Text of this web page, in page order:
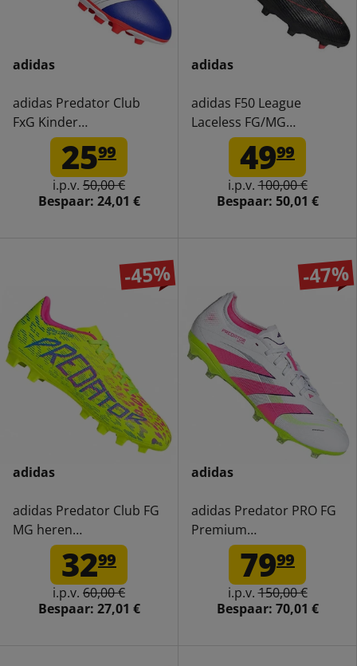
adidas
adidas Predator Club
FxG Kinder
Voetbalschoenen IF6424
2599
i.p.v. 50,00 €
Bespaar: 24,01 €
adidas
adidas F50 League
Laceless FG/MG
Voetbalschoenen IE1242
4999
i.p.v.100,00 €
Bespaar: 50,01 €
-45%
adidas
adidas Predator Club FG
MG heren
voetbalschoenen ID1324
3299
i.p.v. 60,00 €
Bespaar: 27,01 €
-47%
adidas
adidas Predator PRO FG
Premium
Voetbalschoenen ID3855
7999
i.p.v.150,00 €
Bespaar: 70,01 €